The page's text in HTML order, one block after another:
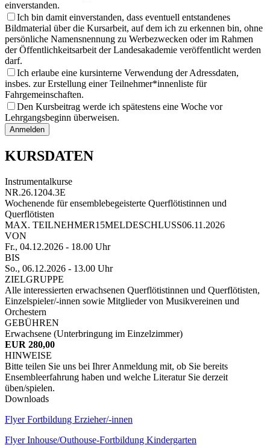
einverstanden.
Ich bin damit einverstanden, dass eventuell entstandenes
Bildmaterial über die Kursarbeit, auf dem ich zu erkennen bin, ohne
persönliche Namensnennung zu Werbezwecken oder im Rahmen
der Öffentlichkeitsarbeit der Landesakademie veröffentlicht werden
darf.
Ich erlaube eine kursinterne Verwendung der Adressdaten,
insbes. zur Erstellung einer Teilnehmer*innenliste für
Fahrgemeinschaften.
Den Kursbeitrag werde ich spätestens eine Woche vor
Lehrgangsbeginn überweisen.
Anmelden
KURSDATEN
Instrumentalkurse
NR.26.1204.3E
Wochenende für ensemblebegeisterte Querflötistinnen und
Querflötisten
MAX. TEILNEHMER15MELDESCHLUSS06.11.2026
VON
Fr., 04.12.2026 - 18.00 Uhr
BIS
So., 06.12.2026 - 13.00 Uhr
ZIELGRUPPE
Alle interessierten erwachsenen Querflötistinnen und Querflötisten,
Einzelspieler/-innen sowie Mitglieder von Musikvereinen und
Orchestern
GEBÜHREN
Erwachsene (Unterbringung im Einzelzimmer)
EUR 280,00
HINWEISE
Bitte teilen Sie uns bei Ihrer Anmeldung mit, ob Sie bereits
Ensembleerfahrung haben und welche Literatur Sie derzeit
üben/spielen.
Downloads
Flyer Fortbildung Erzieher/-innen
Flyer Inhouse/Outhouse-Fortbildung Kindergarten